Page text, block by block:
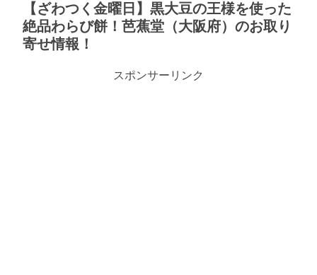
【ざわつく金曜日】黒大豆の王様を使った
絶品わらび餅！芭蕉堂（大阪府）のお取り
寄せ情報！
スポンサーリンク